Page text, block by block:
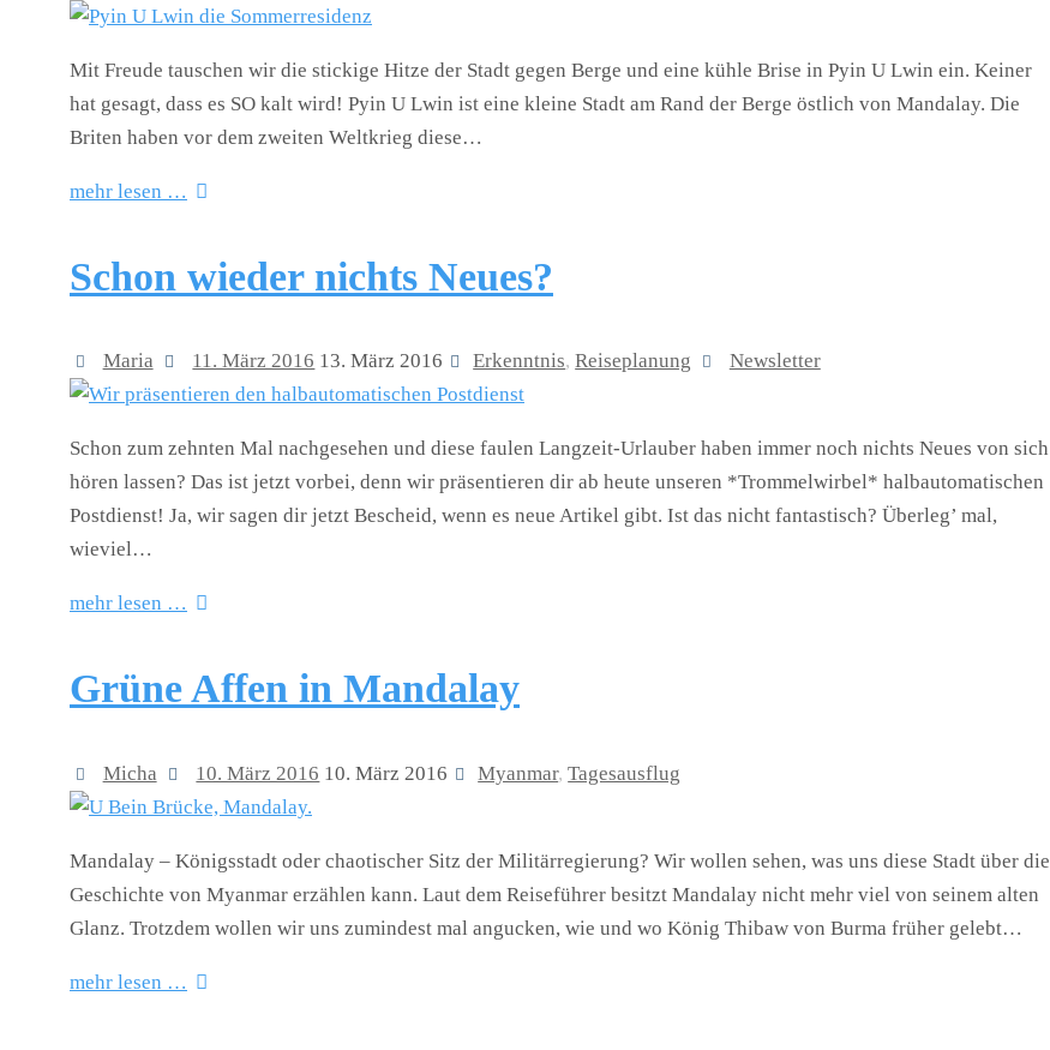
Mit Freude tauschen wir die stickige Hitze der Stadt gegen Berge und eine kühle Brise in Pyin U Lwin ein. Keiner
hat gesagt, dass es SO kalt wird! Pyin U Lwin ist eine kleine Stadt am Rand der Berge östlich von Mandalay. Die
Briten haben vor dem zweiten Weltkrieg diese…
mehr lesen …
Schon wieder nichts Neues?
Maria 11. März 2016 13. März 2016 Erkenntnis,Reiseplanung Newsletter
Schon zum zehnten Mal nachgesehen und diese faulen Langzeit-Urlauber haben immer noch nichts Neues von sich
hören lassen? Das ist jetzt vorbei, denn wir präsentieren dir ab heute unseren *Trommelwirbel* halbautomatischen
Postdienst! Ja, wir sagen dir jetzt Bescheid, wenn es neue Artikel gibt. Ist das nicht fantastisch? Überleg’ mal,
wieviel…
mehr lesen …
Grüne Affen in Mandalay
Micha 10. März 2016 10. März 2016 Myanmar,Tagesausflug
Mandalay – Königsstadt oder chaotischer Sitz der Militärregierung? Wir wollen sehen, was uns diese Stadt über die
Geschichte von Myanmar erzählen kann. Laut dem Reiseführer besitzt Mandalay nicht mehr viel von seinem alten
Glanz. Trotzdem wollen wir uns zumindest mal angucken, wie und wo König Thibaw von Burma früher gelebt…
mehr lesen …